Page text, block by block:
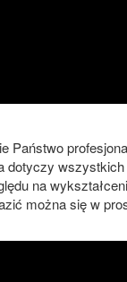
Państwo
dotyczy wszystkich
na
można się w